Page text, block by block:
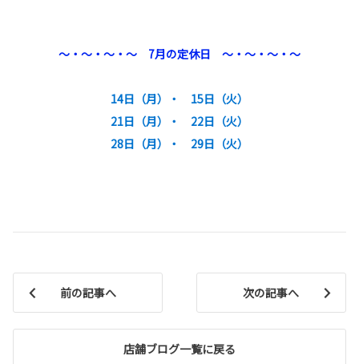
～・～・～・～ 7月の定休日 ～・～・～・～
14日（月）・ 15日（火）
21日（月）・ 22日（火）
28日（月）・ 29日（火）
前の記事へ
店舗ブログ一覧に戻る
次の記事へ